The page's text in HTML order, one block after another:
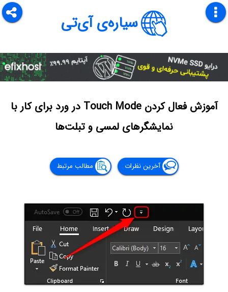
سیاره‌ی آی‌تی
آموزش فعال کردن Touch Mode در ورد برای کار با
نمایشگرهای لمسی و تبلت‌ها
آخرین نظرات مطالب مرتبط